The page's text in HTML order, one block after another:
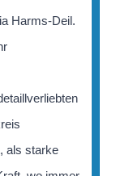
Harms-Deil.
als starke